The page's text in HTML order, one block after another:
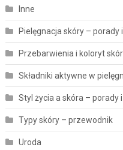
Inne
Pielęgnacja skóry – porady
Przebarwienia i koloryt
Składniki aktywne w
Styl życia a skóra – porady
Typy skóry – przewodnik
Uroda